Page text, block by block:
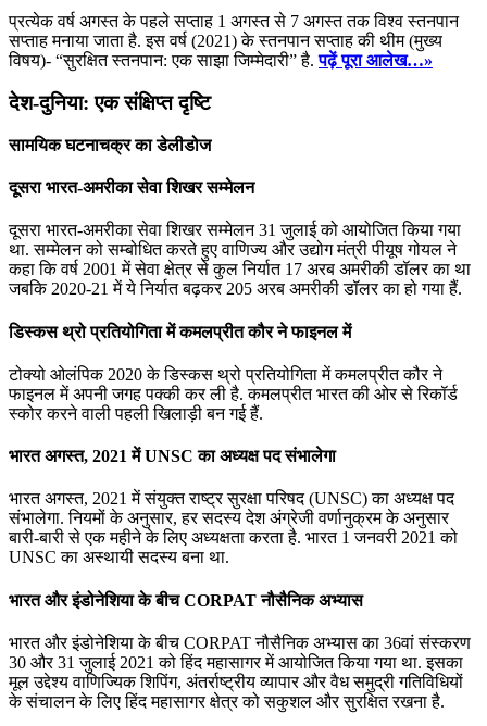
प्रत्येक वर्ष अगस्त के पहले सप्ताह 1 अगस्त से 7 अगस्त तक विश्व स्तनपान
सप्ताह मनाया जाता है. इस वर्ष (2021) के स्तनपान सप्ताह की थीम (मुख्य
विषय)- “सुरक्षित स्तनपान: एक साझा जिम्मेदारी” है.पढ़ें पूरा आलेख…»
देश-दुनिया: एक संक्षिप्त दृष्टि
सामयिक घटनाचक्र का डेलीडोज
दूसरा भारत-अमरीका सेवा शिखर सम्‍मेलन
दूसरा भारत-अमरीका सेवा शिखर सम्‍मेलन 31 जुलाई को आयोजित किया गया
था. सम्‍मेलन को सम्‍बोधित करते हुए वाणिज्‍य और उद्योग मंत्री पीयूष गोयल ने
कहा कि वर्ष 2001 में सेवा क्षेत्र से कुल निर्यात 17 अरब अमरीकी डॉलर का था
जबकि 2020-21 में ये निर्यात बढ़कर 205 अरब अमरीकी डॉलर का हो गया हैं.
डिस्कस थ्रो प्रतियोगिता में कमलप्रीत कौर ने फाइनल में
टोक्यो ओलंपिक 2020 के डिस्कस थ्रो प्रतियोगिता में कमलप्रीत कौर ने
फाइनल में अपनी जगह पक्की कर ली है. कमलप्रीत भारत की ओर से रिकॉर्ड
स्कोर करने वाली पहली खिलाड़ी बन गई हैं.
भारत अगस्त, 2021 में UNSC का अध्यक्ष पद संभालेगा
भारत अगस्त, 2021 में संयुक्‍त राष्‍ट्र सुरक्षा परिषद (UNSC) का अध्यक्ष पद
संभालेगा. नियमों के अनुसार, हर सदस्य देश अंग्रेजी वर्णानुक्रम के अनुसार
बारी-बारी से एक महीने के लिए अध्यक्षता करता है. भारत 1 जनवरी 2021 को
UNSC का अस्‍थायी सदस्‍य बना था.
भारत और इंडोनेशिया के बीच CORPAT नौसैनिक अभ्यास
भारत और इंडोनेशिया के बीच CORPAT नौसैनिक अभ्यास का 36वां संस्करण
30 और 31 जुलाई 2021 को हिंद महासागर में आयोजित किया गया था. इसका
मूल उद्देश्य वाणिज्यिक शिपिंग, अंतर्राष्ट्रीय व्यापार और वैध समुद्री गतिविधियों
के संचालन के लिए हिंद महासागर क्षेत्र को सकुशल और सुरक्षित रखना है.